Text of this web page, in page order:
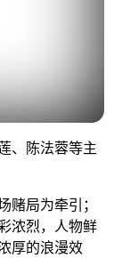
、陈法蓉等主
赌局为牵引；
浓烈，人物鲜
厚的浪漫效